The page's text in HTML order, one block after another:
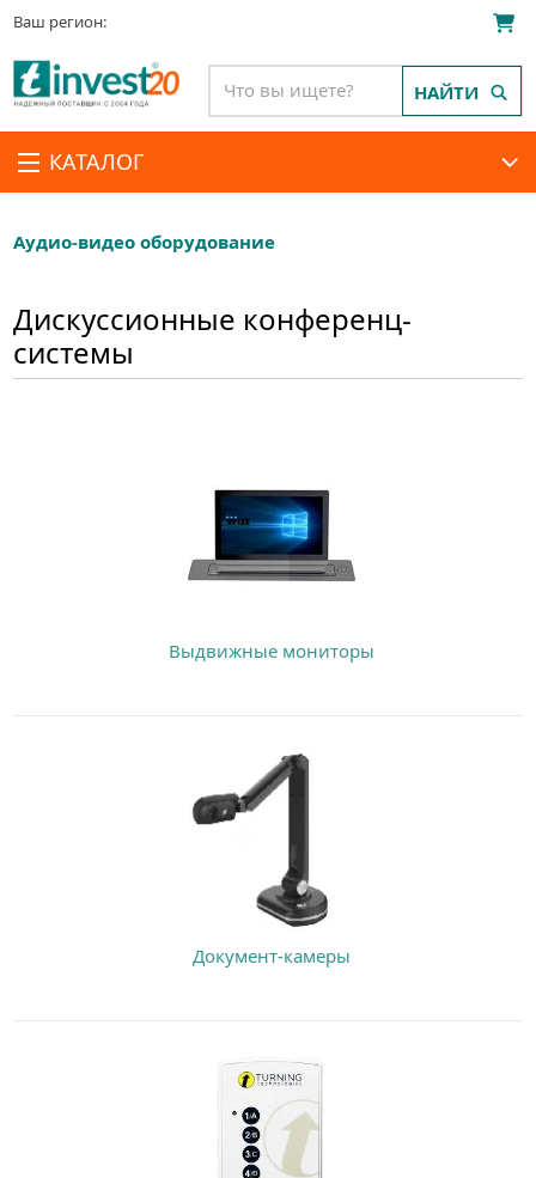
Ваш регион:
КАТАЛОГ
НАЙТИ
Аудио-видео оборудование
Дискуссионные конференц-
системы
Выдвижные мониторы
Документ-камеры